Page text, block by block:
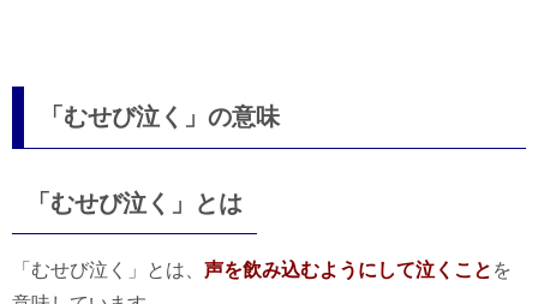
「むせび泣く」の意味
「むせび泣く」とは
「むせび泣く」とは、 声を飲み込むようにして泣くこと を